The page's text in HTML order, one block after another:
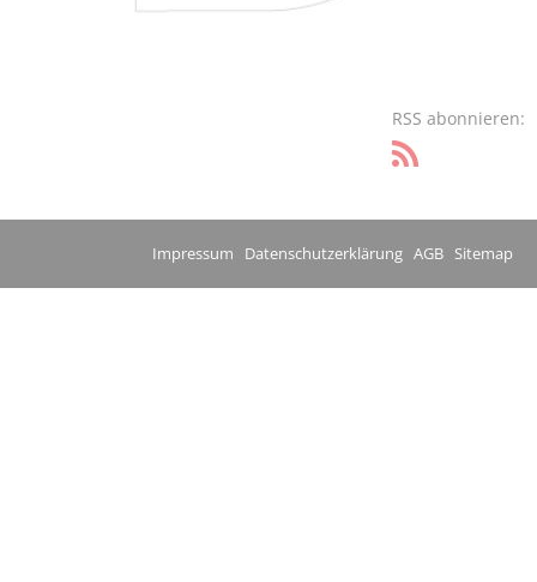
RSS abonnieren:
Impressum Datenschutzerklärung AGB Sitemap